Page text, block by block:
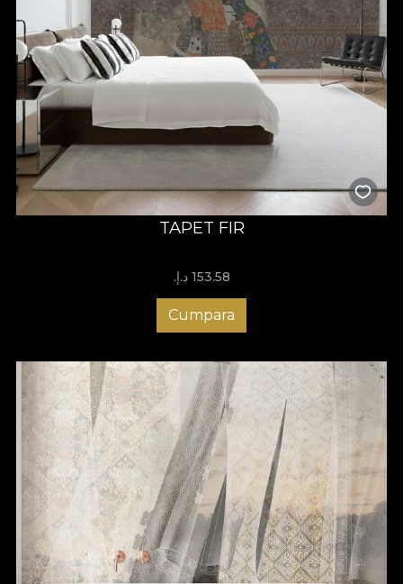
TAPET FIR
153.58 د.إ.‏
Cumpara